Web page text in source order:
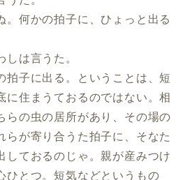
。何かの拍子に、ひょっと出る
しは言うた。
拍子に出る。ということは、短
に住まうておるのではない。相
らの虫の居所があり、その場の
らが寄り合うた拍子に、そなた
しておるのじゃ。親が産みつけ
ひとつ。短気などというもの